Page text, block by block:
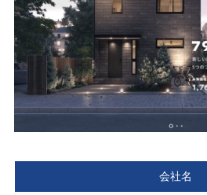
会社名